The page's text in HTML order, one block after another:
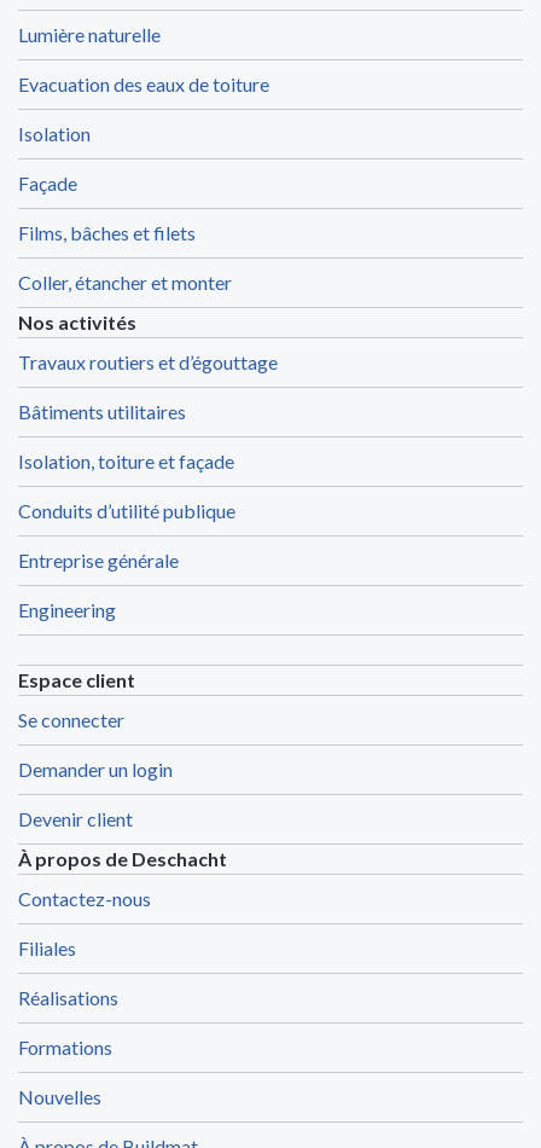
Lumière naturelle
Evacuation des eaux de toiture
Isolation
Façade
Films, bâches et filets
Coller, étancher et monter
Nos activités
Travaux routiers et d’égouttage
Bâtiments utilitaires
Isolation, toiture et façade
Conduits d’utilité publique
Entreprise générale
Engineering
Espace client
Se connecter
Demander un login
Devenir client
À propos de Deschacht
Contactez-nous
Filiales
Réalisations
Formations
Nouvelles